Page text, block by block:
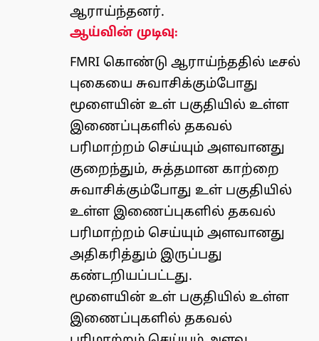
ஆராய்ந்தனர்.
ஆய்வின் முடிவு:
FMRI கொண்டு ஆராய்ந்ததில் டீசல்
புகையை சுவாசிக்கும்போது
மூளையின் உள் பகுதியில் உள்ள
இணைப்புகளில் தகவல்
பரிமாற்றம் செய்யும் அளவானது
குறைந்தும், சுத்தமான காற்றை
சுவாசிக்கும்போது உள் பகுதியில்
உள்ள இணைப்புகளில் தகவல்
பரிமாற்றம் செய்யும் அளவானது
அதிகரித்தும் இருப்பது
கண்டறியப்பட்டது.
மூளையின் உள் பகுதியில் உள்ள
இணைப்புகளில் தகவல்